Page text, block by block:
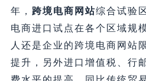
年， 跨境电商网站综合试验
电商进口试点在各个区域规
人还是企业的跨境电商网站
提升，另外进口增值税、行